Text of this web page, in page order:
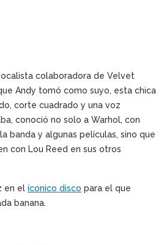
colaboradora de Velvet
Andy tomó como suyo, esta chica
corte cuadrado y una voz
conoció no solo a Warhol, con
banda y algunas películas, sino que
con Lou Reed en sus otros
en el íconico disco para el que
banana.